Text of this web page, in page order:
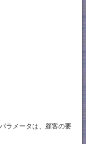
ラメータは、顧客の要